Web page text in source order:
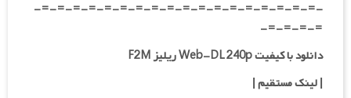
-=-=-=-=-=-=-=-=-=-=-=-=-=-=-=-=-=-=-
=-=-=-=-
دانلود با کیفیت Web-DL 240p ریلیز F2M
| لینک مستقیم|